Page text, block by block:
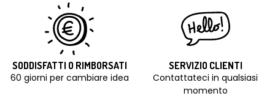
SODDISFATTI O RIMBORSATI
60 giorni per cambiare idea
SERVIZIO CLIENTI
Contattateci in qualsiasi
momento